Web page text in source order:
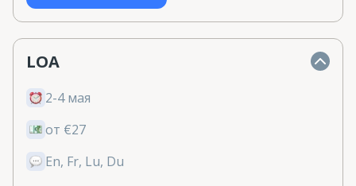
LOA
2-4 мая
от €27
En, Fr, Lu, Du